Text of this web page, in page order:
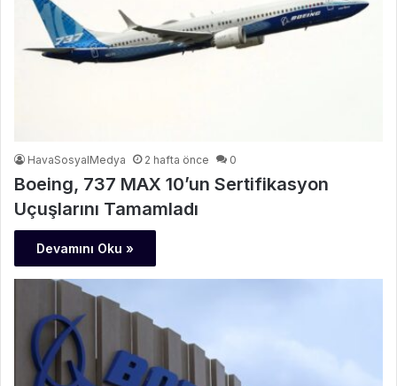
HavaSosyalMedya 2 hafta önce 0
Boeing, 737 MAX 10’un Sertifikasyon
Uçuşlarını Tamamladı
Devamını Oku »